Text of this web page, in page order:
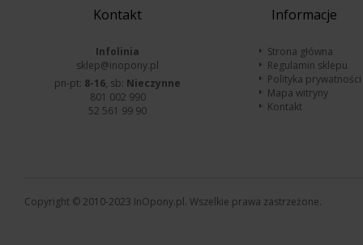
Kontakt
Infolinia
sklep@inopony.pl
pn-pt: 8-16, sb: Nieczynne
801 002 990
52 561 99 90
Informacje
Strona główna
Regulamin sklepu
Polityka prywatności
Mapa witryny
Kontakt
Copyright © 2010-2023 InOpony.pl. Wszelkie prawa zastrzeżone.